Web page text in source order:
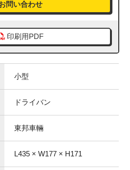
問い合わせ
印刷用PDF
小型
ドライバン
東邦車輛
L435 × W177 × H171